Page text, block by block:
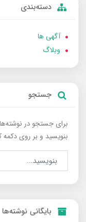
دسته‌بندی
آگهی ها
وبلاگ
جستجو
برای جستجو در
بنویسید و بر روی دکمه
بایگانی نوشته‌ها